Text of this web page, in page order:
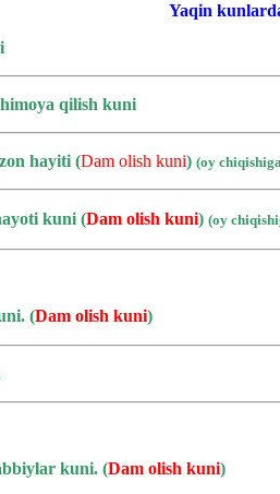
Yaqin
qilish kuni
hayiti (Dam olish kuni) (oy
kuni (Dam olish kuni) (oy
(Dam olish kuni)
kuni. (Dam olish kuni)